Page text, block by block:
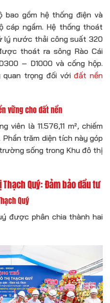
bao gồm hệ thống điện và
cáp ngầm. Hệ thống thoát
lý nước thải công suất 320
thoát ra sông Rào Cái
– D1000 và cống hộp.
trọng đối vớiđất nền
vững cho đất nền
là 11.576,11 m², chiếm
Phần trăm diện tích này góp
sống trong Khu đô thị
Quý: Đảm bảo đầu tư
Quý
được phân chia thành hai